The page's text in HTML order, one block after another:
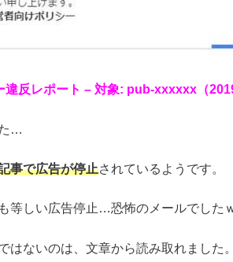
違反 レポート – 対象: pub-xxxxxx（
…
事で広告が停止されているようです。
等しい広告停止…恐怖のメールでした
ないのは、文章から読み取れました。